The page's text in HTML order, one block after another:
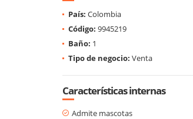
País: Colombia
Código: 9945219
Baño: 1
Tipo de negocio: Venta
Características internas
Admite mascotas